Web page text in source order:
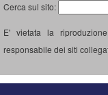
Cerca sul sito:
E' vietata la
responsabile dei siti